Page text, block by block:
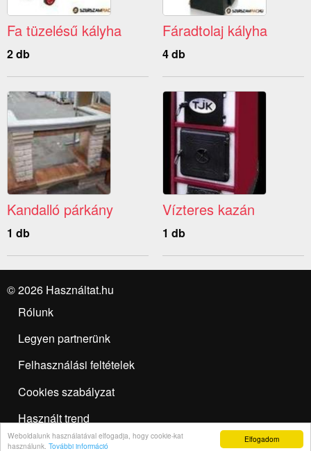
Elfogadom
Weboldalunk használatával elfogadja, hogy cookie-kat
használunk. További információ
Fa tüzelésű kályha
2 db
Fáradtolaj kályha
4 db
Kandalló párkány
1 db
Vízteres kazán
1 db
© 2026 Használtat.hu
Rólunk
Legyen partnerünk
Felhasználási feltételek
Cookies szabályzat
Használt trend
Hirdetésfeladás